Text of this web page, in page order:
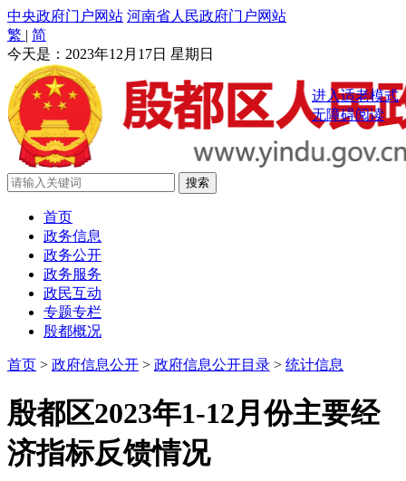
中央政府门户网站 河南省人民政府门户网站
繁 | 简
今天是： 2023年12月17日 星期日
进入适老模式
无障碍阅读
首页
政务信息
政务公开
政务服务
政民互动
专题专栏
殷都概况
首页 > 政府信息公开 > 政府信息公开目录 > 统计信息
殷都区2023年1-12月份主要经
济指标反馈情况